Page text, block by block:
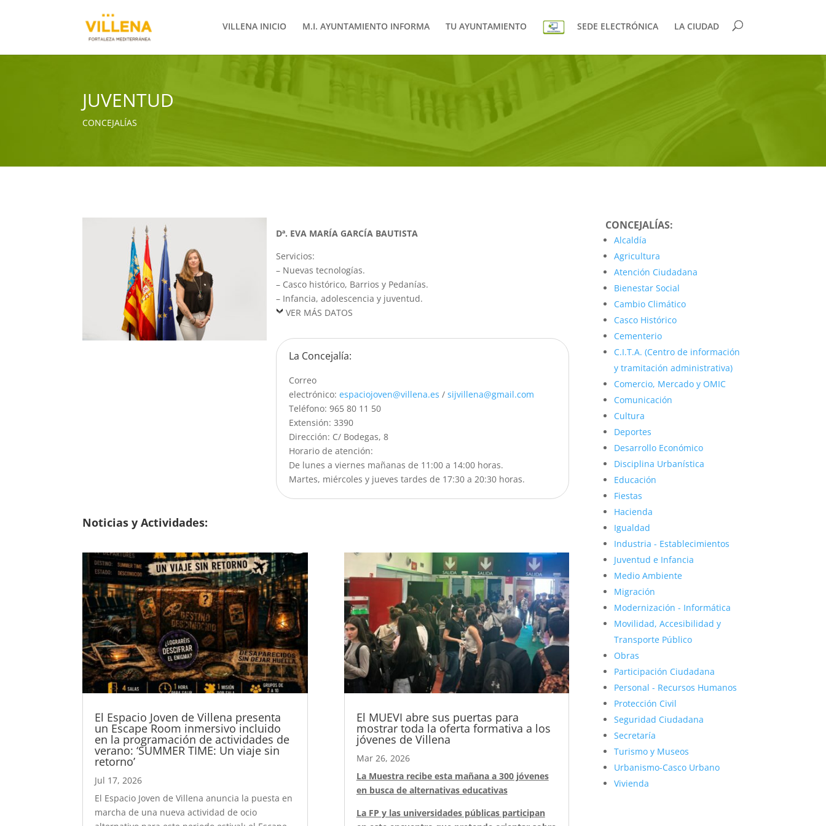
VILLENA INICIO M.I. AYUNTAMIENTO INFORMA TU AYUNTAMIENTO SEDE ELECTRÓNICA LA CIUDAD
JUVENTUD
CONCEJALÍAS
Dª. EVA MARÍA GARCÍA BAUTISTA
Servicios:
– Nuevas tecnologías.
– Casco histórico, Barrios y Pedanías.
– Infancia, adolescencia y juventud.
VER MÁS DATOS
La Concejalía:
Correo
electrónico:espaciojoven@villena.es /sijvillena@gmail.com
Teléfono: 965 80 11 50
Extensión: 3390
Dirección: C/ Bodegas, 8
Horario de atención:
De lunes a viernes mañanas de 11:00 a 14:00 horas.
Martes, miércoles y jueves tardes de 17:30 a 20:30 horas.
Noticias y Actividades:
El Espacio Joven de Villena presenta
un Escape Room inmersivo incluido
en la programación de actividades de
verano: ‘SUMMER TIME: Un viaje sin
retorno’
Jul 17, 2026
El Espacio Joven de Villena anuncia la puesta en
marcha de una nueva actividad de ocio
El MUEVI abre sus puertas para
mostrar toda la oferta formativa a los
jóvenes de Villena
Mar 26, 2026
La Muestra recibe esta mañana a 300 jóvenes
en busca de alternativas educativas
La FP y las universidades públicas participan
CONCEJALÍAS:
Alcaldía
Agricultura
Atención Ciudadana
Bienestar Social
Cambio Climático
Casco Histórico
Cementerio
C.I.T.A. (Centro de información
y tramitación administrativa)
Comercio, Mercado y OMIC
Comunicación
Cultura
Deportes
Desarrollo Económico
Disciplina Urbanística
Educación
Fiestas
Hacienda
Igualdad
Industria - Establecimientos
Juventud e Infancia
Medio Ambiente
Migración
Modernización - Informática
Movilidad, Accesibilidad y
Transporte Público
Obras
Participación Ciudadana
Personal - Recursos Humanos
Protección Civil
Seguridad Ciudadana
Secretaría
Turismo y Museos
Urbanismo-Casco Urbano
Vivienda